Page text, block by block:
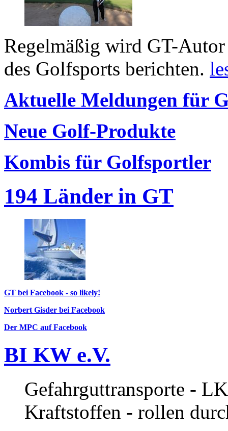
Regelmäßig wird GT-
des Golfsports berichten.
Aktuelle Meldungen für
Neue Golf-Produkte
Kombis für Golfsportler
194 Länder in GT
GT bei Facebook - so likely!
Norbert Gisder bei Facebook
Der MPC auf Facebook
BI KW e.V.
Gefahrguttransporte -
Kraftstoffen - rollen